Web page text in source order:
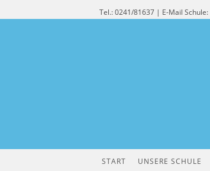
Inhalt
Tel.: 0241/81637 | E-Mail Schule:
START UNSERE SCHULE